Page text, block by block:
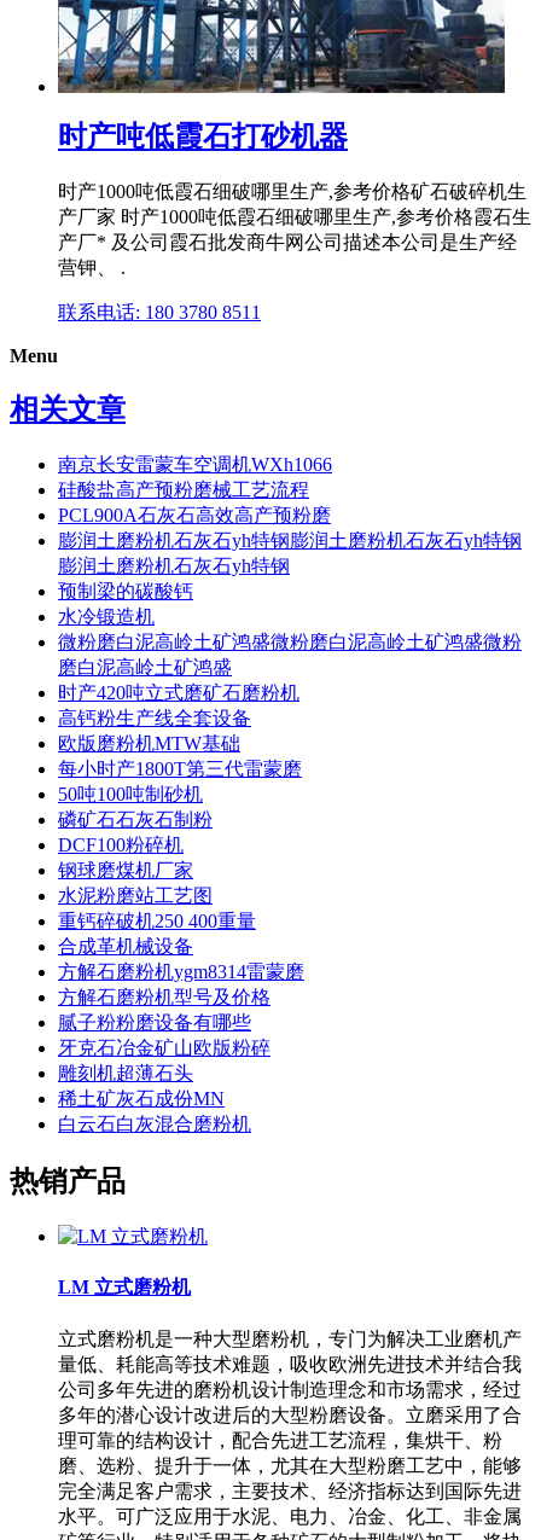
时产吨低霞石打砂机器
时产1000吨低霞石细破哪里生产,参考价格矿石破碎机生
产厂家 时产1000吨低霞石细破哪里生产,参考价格霞石生
产厂* 及公司霞石批发商牛网公司描述本公司是生产经
营钾、 .
联系电话: 180 3780 8511
Menu
相关文章
南京长安雷蒙车空调机WXh1066
硅酸盐高产预粉磨械工艺流程
PCL900A石灰石高效高产预粉磨
膨润土磨粉机石灰石yh特钢膨润土磨粉机石灰石yh特钢
膨润土磨粉机石灰石yh特钢
预制梁的碳酸钙
水冷锻造机
微粉磨白泥高岭土矿鸿盛微粉磨白泥高岭土矿鸿盛微粉
磨白泥高岭土矿鸿盛
时产420吨立式磨矿石磨粉机
高钙粉生产线全套设备
欧版磨粉机MTW基础
每小时产1800T第三代雷蒙磨
50吨100吨制砂机
磷矿石石灰石制粉
DCF100粉碎机
钢球磨煤机厂家
水泥粉磨站工艺图
重钙碎破机250 400重量
合成革机械设备
方解石磨粉机ygm8314雷蒙磨
方解石磨粉机型号及价格
腻子粉粉磨设备有哪些
牙克石冶金矿山欧版粉碎
雕刻机超薄石头
稀土矿灰石成份MN
白云石白灰混合磨粉机
热销产品
LM 立式磨粉机
立式磨粉机是一种大型磨粉机，专门为解决工业磨机产
量低、耗能高等技术难题，吸收欧洲先进技术并结合我
公司多年先进的磨粉机设计制造理念和市场需求，经过
多年的潜心设计改进后的大型粉磨设备。立磨采用了合
理可靠的结构设计，配合先进工艺流程，集烘干、粉
磨、选粉、提升于一体，尤其在大型粉磨工艺中，能够
完全满足客户需求，主要技术、经济指标达到国际先进
水平。可广泛应用于水泥、电力、冶金、化工、非金属